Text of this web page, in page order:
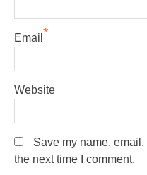
Email *
Website
Save my name,
the next time I comment.